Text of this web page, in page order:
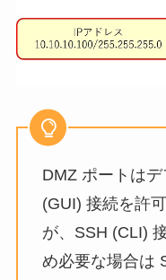
DMZ ポートは
(GUI) 接続を許
が、SSH (CLI)
め必要な場合は